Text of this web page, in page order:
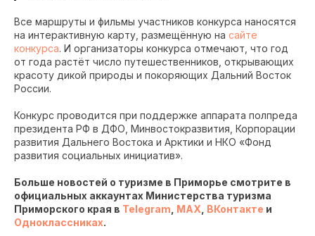
Все маршруты и фильмы участников конкурса наносятся
на интерактивную карту, размещённую на сайте
конкурса. И организаторы конкурса отмечают, что год
от года растёт число путешественников, открывающих
красоту дикой природы и покоряющих Дальний Восток
России.
Конкурс проводится при поддержке аппарата полпреда
президента РФ в ДФО, Минвостокразвития, Корпорации
развития Дальнего Востока и Арктики и НКО «Фонд
развития социальных инициатив».
Больше новостей о туризме в Приморье смотрите в
официальных аккаунтах Министерства туризма
Приморского края в Telegram MAX ВКонтакте и
Одноклассниках.